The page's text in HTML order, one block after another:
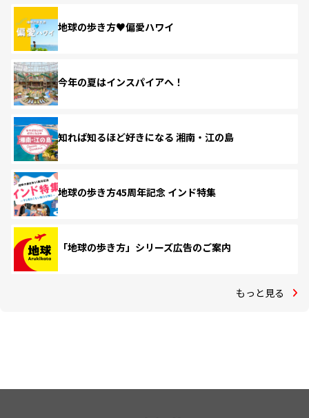
地球の歩き方♥偏愛ハワイ
今年の夏はインスパイアへ！
知れば知るほど好きになる 湘南・江の島
地球の歩き方45周年記念 インド特集
「地球の歩き方」シリーズ広告のご案内
もっと見る